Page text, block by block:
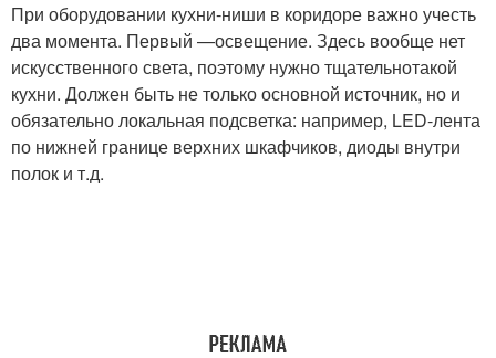
При оборудовании кухни-ниши в коридоре важно учесть
два момента. Первый —освещение. Здесь вообще нет
искусственного света, поэтому нужно тщательнотакой
кухни. Должен быть не только основной источник, но и
обязательно локальная подсветка: например, LED-лента
по нижней границе верхних шкафчиков, диоды внутри
полок и т.д.